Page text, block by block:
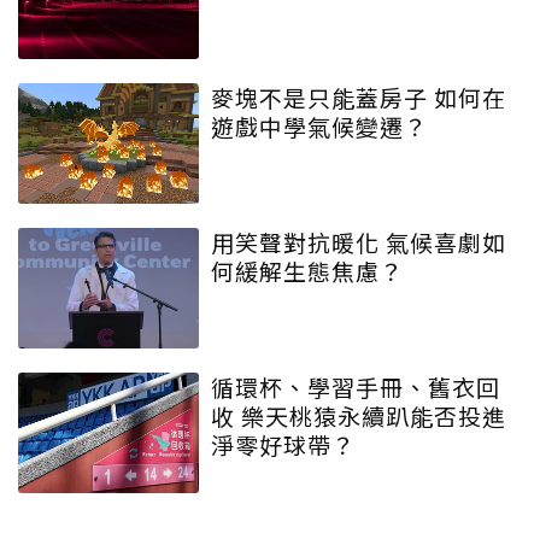
麥塊不是只能蓋房子 如何在
遊戲中學氣候變遷？
用笑聲對抗暖化 氣候喜劇如
何緩解生態焦慮？
循環杯、學習手冊、舊衣回
收 樂天桃猿永續趴能否投進
淨零好球帶？